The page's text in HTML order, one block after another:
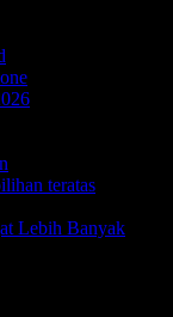
teratas
Lebih Banyak